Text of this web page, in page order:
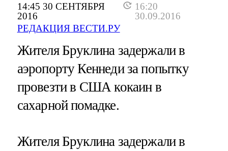
14:45 30 СЕНТЯБРЯ
2016
16:20
30.09.2016
РЕДАКЦИЯ ВЕСТИ.РУ
Жителя Бруклина задержали в
аэропорту Кеннеди за попытку
провезти в США кокаин в
сахарной помадке.
Жителя Бруклина задержали в